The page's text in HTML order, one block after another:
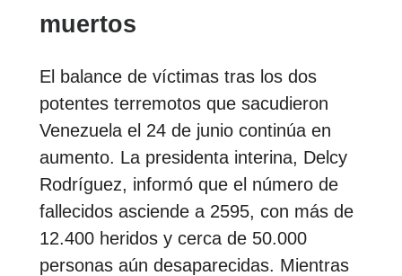
muertos
El balance de víctimas tras los dos
potentes terremotos que sacudieron
Venezuela el 24 de junio continúa en
aumento. La presidenta interina, Delcy
Rodríguez, informó que el número de
fallecidos asciende a 2595, con más de
12.400 heridos y cerca de 50.000
personas aún desaparecidas. Mientras